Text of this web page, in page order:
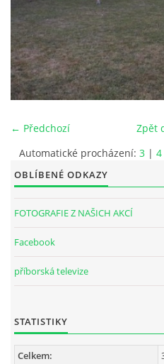
VIDEA
INTERNÍ SEKCE
← Předchozí
Zpět
Automatické procházení: 3 | 4
OBLÍBENÉ ODKAZY
FOTOGRAFIE Z NAŠICH AKCÍ
Facebook
příborská televize
STATISTIKY
Celkem: